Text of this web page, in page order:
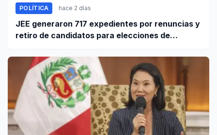
POLÍTICA hace 2 días
JEE generaron 717 expedientes por renuncias y
retiro de candidatos para elecciones de